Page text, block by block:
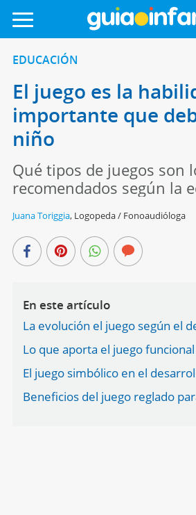
EDUCACIÓN
El juego es la
importante que
niño
Qué tipos de juegos son
recomendados según la
Juana Toriggia, Logopeda / Fonoaudióloga
En este artículo
La evolución el juego según el
Lo que aporta el juego
El juego simbólico en el
Beneficios del juego reglado